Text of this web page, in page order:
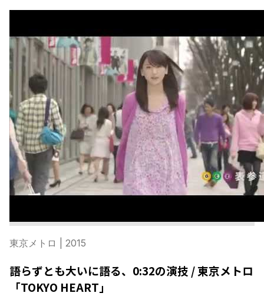
東京メトロ | 2015
語らずとも大いに語る、0:32の演技 / 東京メトロ
「TOKYO HEART」